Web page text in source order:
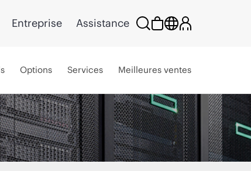
Entreprise Assistance
Options Services Meilleures ventes